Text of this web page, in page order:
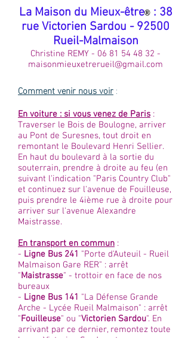
​La Maison du Mieux-être®: 38
rue Victorien Sardou - 92500
Rueil-Malmaison
Christine REMY - 06 81 54 48 32 -
maisonmieuxetrerueil@gmail.com
Comment venir nous voir:
En voiture : si vous venez de Paris :
Traverser le Bois de Boulogne, arriver
au Pont de Suresnes, tout droit en
remontant le Boulevard Henri Sellier.
En haut du boulevard à la sortie du
souterrain, prendre à droite au feu (en
suivant l'indication "Paris Country Club"
et continuez sur l'avenue de Fouilleuse,
puis prendre le 4ième rue à droite pour
arriver sur l'avenue Alexandre
Maistrasse.
En transport en commun :
- Ligne Bus 241 "Porte d'Auteuil - Rueil
Malmaison Gare RER" : arrêt
"Maistrasse" - trottoir en face de nos
bureaux
- Ligne Bus 141 "La Défense Grande
Arche - Lycée Rueil Malmaison" : arrêt
"Fouilleuse" ou "Victorien Sardou". En
arrivant par ce dernier, remontez toute